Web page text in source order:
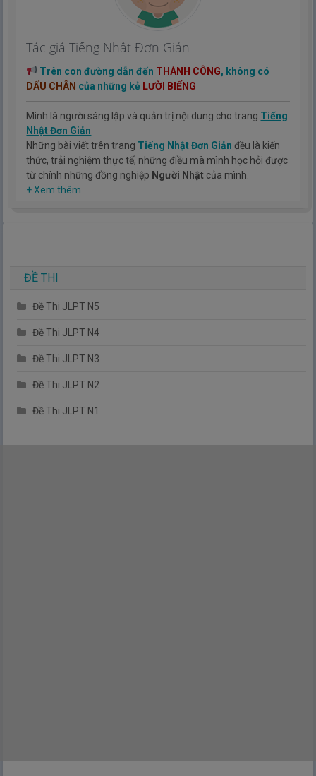
Tác giả Tiếng Nhật Đơn Giản
Trên con đường dẫn đến THÀNH CÔNG, không có
DẤU CHÂN của những kẻ LƯỜI BIẾNG
Mình là người sáng lập và quản trị nội dung cho trang Tiếng
Nhật Đơn Giản
Những bài viết trên trang Tiếng Nhật Đơn Giản đều là kiến
thức, trải nghiệm thực tế, những điều mà mình học hỏi được
từ chính những đồng nghiệp Người Nhật của mình.
Hy vọng rằng kinh nghiệm mà mình có được sẽ giúp các bạn
+ Xem thêm
ĐỀ THI
Đề Thi JLPT N5
Đề Thi JLPT N4
Đề Thi JLPT N3
Đề Thi JLPT N2
Đề Thi JLPT N1